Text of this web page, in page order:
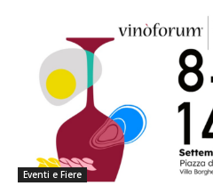
Eventi e Fiere